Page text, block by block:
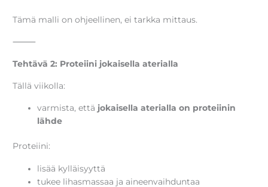
Tämä malli on ohjeellinen, ei tarkka mittaus.
⸻
Tehtävä 2: Proteiini jokaisella aterialla
Tällä viikolla:
varmista, että jokaisella aterialla on proteiinin
lähde
Proteiini:
lisää kylläisyyttä
tukee lihasmassaa ja aineenvaihduntaa